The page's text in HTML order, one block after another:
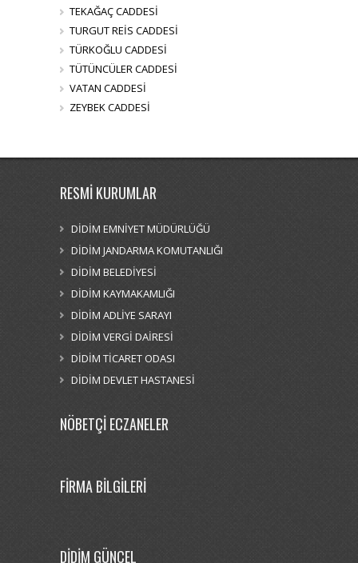
TEKAĞAÇ CADDESİ
TURGUT REİS CADDESİ
TÜRKOĞLU CADDESİ
TÜTÜNCÜLER CADDESİ
VATAN CADDESİ
ZEYBEK CADDESİ
RESMİ KURUMLAR
DİDİM EMNİYET MÜDÜRLÜĞÜ
DİDİM JANDARMA KOMUTANLIĞI
DİDİM BELEDİYESİ
DİDİM KAYMAKAMLIĞI
DİDİM ADLİYE SARAYI
DİDİM VERGİ DAİRESİ
DİDİM TİCARET ODASI
DİDİM DEVLET HASTANESİ
NÖBETÇİ ECZANELER
FİRMA BİLGİLERİ
DİDİM GÜNCEL